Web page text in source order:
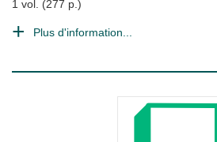
1 vol. (277 p.)
Plus d'information...